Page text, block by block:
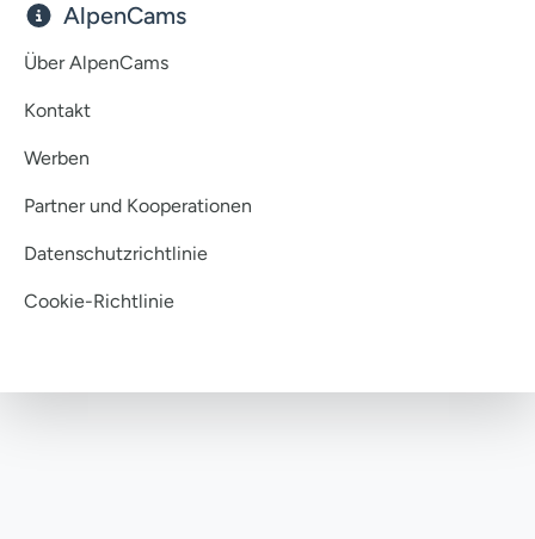
AlpenCams
Über AlpenCams
Kontakt
Werben
Partner und Kooperationen
Datenschutzrichtlinie
Cookie-Richtlinie